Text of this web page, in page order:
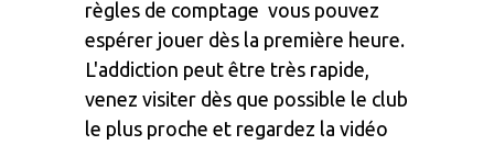
règles de comptage vous pouvez
espérer jouer dès la première heure.
L'addiction peut être très rapide,
venez visiter dès que possible le club
le plus proche et regardez la vidéo